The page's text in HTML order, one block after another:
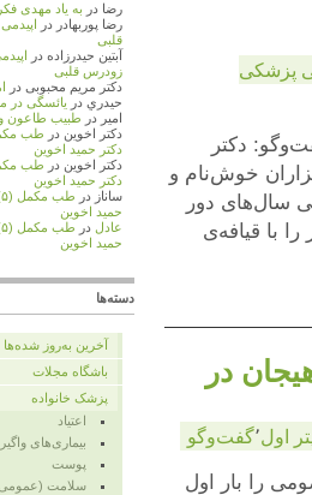
پزشکی
دکتر
و خدمتگزاران خوش‌نام و
سال‌های دور
با قیافه‌ی
در
اول٬گفت‌وگو
را بار اول
رضا در به ‌یاد مهدی
رضا پوربهادر در
قلبی
آبتین حیدرزاده در
زودرس قلبی
دکتر مریم محبوبی در
حيدري در یائسگی در
امیر در طبیب طاعون
دکتر اخوین در
دکتر حمید اخوین
دکتر اخوین در
دکتر حمید اخوین
ساناز در
حمید اخوین
عادل در
حمید اخوین
دسته‌ها
آخرین به‌روز شده‌ها
باشگاه مجلات
پزشک خانواده
اعتیاد
بیماری‌های واگیر
پوست
سلامت